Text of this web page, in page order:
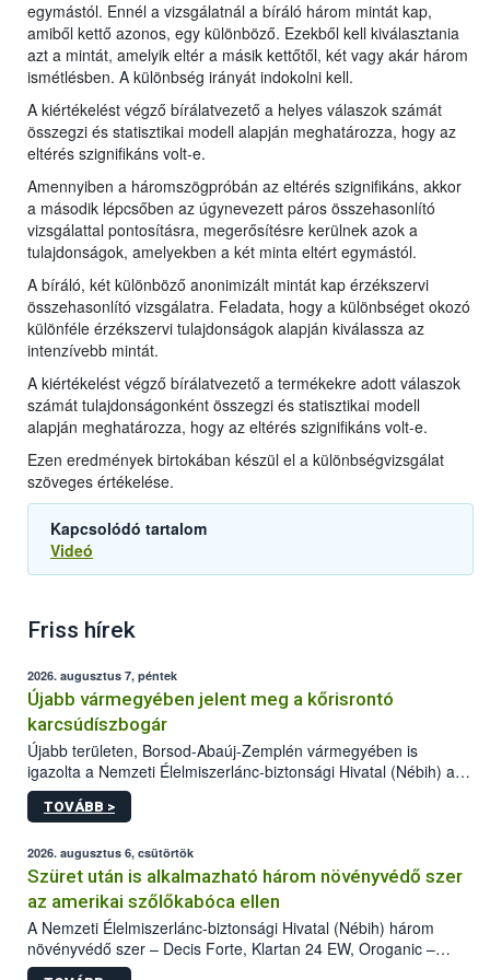
egymástól. Ennél a vizsgálatnál a bíráló három mintát kap,
amiből kettő azonos, egy különböző. Ezekből kell kiválasztania
azt a mintát, amelyik eltér a másik kettőtől, két vagy akár három
ismétlésben. A különbség irányát indokolni kell.
A kiértékelést végző bírálatvezető a helyes válaszok számát
összegzi és statisztikai modell alapján meghatározza, hogy az
eltérés szignifikáns volt-e.
Amennyiben a háromszögpróbán az eltérés szignifikáns, akkor
a második lépcsőben az úgynevezett páros összehasonlító
vizsgálattal pontosításra, megerősítésre kerülnek azok a
tulajdonságok, amelyekben a két minta eltért egymástól.
A bíráló, két különböző anonimizált mintát kap érzékszervi
összehasonlító vizsgálatra. Feladata, hogy a különbséget okozó
különféle érzékszervi tulajdonságok alapján kiválassza az
intenzívebb mintát.
A kiértékelést végző bírálatvezető a termékekre adott válaszok
számát tulajdonságonként összegzi és statisztikai modell
alapján meghatározza, hogy az eltérés szignifikáns volt-e.
Ezen eredmények birtokában készül el a különbségvizsgálat
szöveges értékelése.
Kapcsolódó tartalom
Videó
Friss hírek
2026. augusztus 7, péntek
Újabb vármegyében jelent meg a kőrisrontó
karcsúdíszbogár
Újabb területen, Borsod-Abaúj-Zemplén vármegyében is
igazolta a Nemzeti Élelmiszerlánc-biztonsági Hivatal (Nébih) a
kőrisrontó karcsúdíszbogár (Agrilus planipennis) jelenlétét. A
kártevőt nem csak színcsapdában találták meg, de már fertőzött
az intenzív felderítést, emellett az intézkedéseket a szlovák
hatósággal is összehangolják a terjedés megállítása érdekében.
TOVÁBB >
2026. augusztus 6, csütörtök
Szüret után is alkalmazható három növényvédő szer
az amerikai szőlőkabóca ellen
A Nemzeti Élelmiszerlánc-biztonsági Hivatal (Nébih) három
növényvédő szer – Decis Forte, Klartan 24 EW, Oroganic –
engedélyokiratát módosította, így azok a szüretet követően,